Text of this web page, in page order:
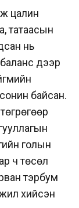
цалин
татаасын
нь
дээр
байсан.
голын
ч төсөл
тэрбум
хийсэн